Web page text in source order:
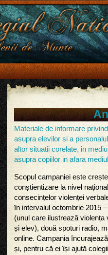
Materiale de informare
asupra elevilor si a
altor situatii corelate, in
asupra copiilor in afara
Scopul campaniei este
conștientizare la nivel
consecințelor violenței
în intervalul octombrie 2015
(unul care ilustrează
și elev), două spoturi radio,
online. Campania
și, pentru că ei își ajută